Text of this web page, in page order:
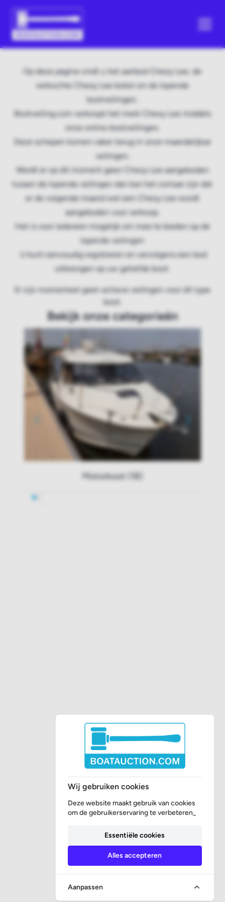
Op deze pagina vindt u het aanbod Cheoy Lee, de
verkochte Cheoy Lee boten en de lopende
bootveilingen.
Bootveiling.com verkoopt het merk Cheoy Lee middels
onze online bootveilingen.
Deze schepen komen vaker terug in onze maandelijkse
veilingen.
Wordt er op dit moment geen Cheoy Lee aangeboden
tussen de lopende veilingen dan kan het zomaar zijn dat
er de volgende maand wel een Cheoy Lee wordt
aangeboden voor verkoop.
Het is voor iedereen mogelijk om mee te bieden op de
lopende veilingen
U kunt eenvoudig registreren en vervolgens een bod
uitbrengen op uw geliefde boot.
Er zijn momenteel geen actieve veilingen voor dit type
boot.
Bekijk onze categorieën
Motorboot (18)
Wij gebruiken cookies
Deze website maakt gebruik van cookies
om de gebruikerservaring te verbeteren_
Essentiële cookies
Alles accepteren
Aanpassen